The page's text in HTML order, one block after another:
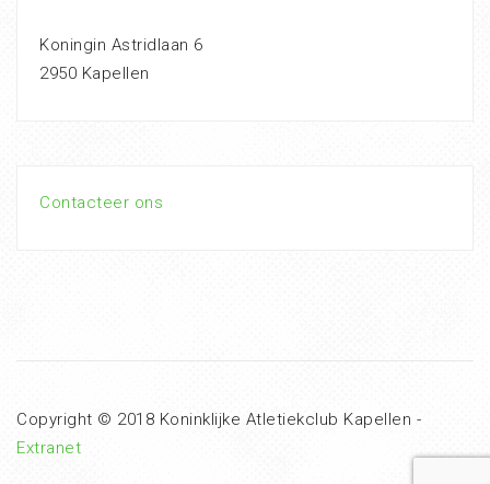
Koningin Astridlaan 6
2950 Kapellen
Contacteer ons
Copyright © 2018 Koninklijke Atletiekclub Kapellen -
Extranet